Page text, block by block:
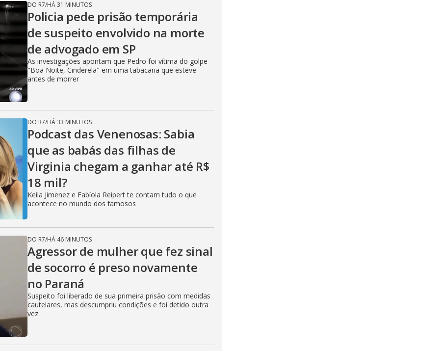
DO R7/HÁ 31 MINUTOS
Policia pede prisão temporária
de suspeito envolvido na morte
de advogado em SP
As investigações apontam que Pedro foi vítima do golpe
"Boa Noite, Cinderela" em uma tabacaria que esteve
antes de morrer
DO R7/HÁ 33 MINUTOS
Podcast das Venenosas: Sabia
que as babás das filhas de
Virginia chegam a ganhar até R$
18 mil?
Keila Jimenez e Fabíola Reipert te contam tudo o que
acontece no mundo dos famosos
DO R7/HÁ 46 MINUTOS
Agressor de mulher que fez sinal
de socorro é preso novamente
no Paraná
Suspeito foi liberado de sua primeira prisão com medidas
cautelares, mas descumpriu condições e foi detido outra
vez